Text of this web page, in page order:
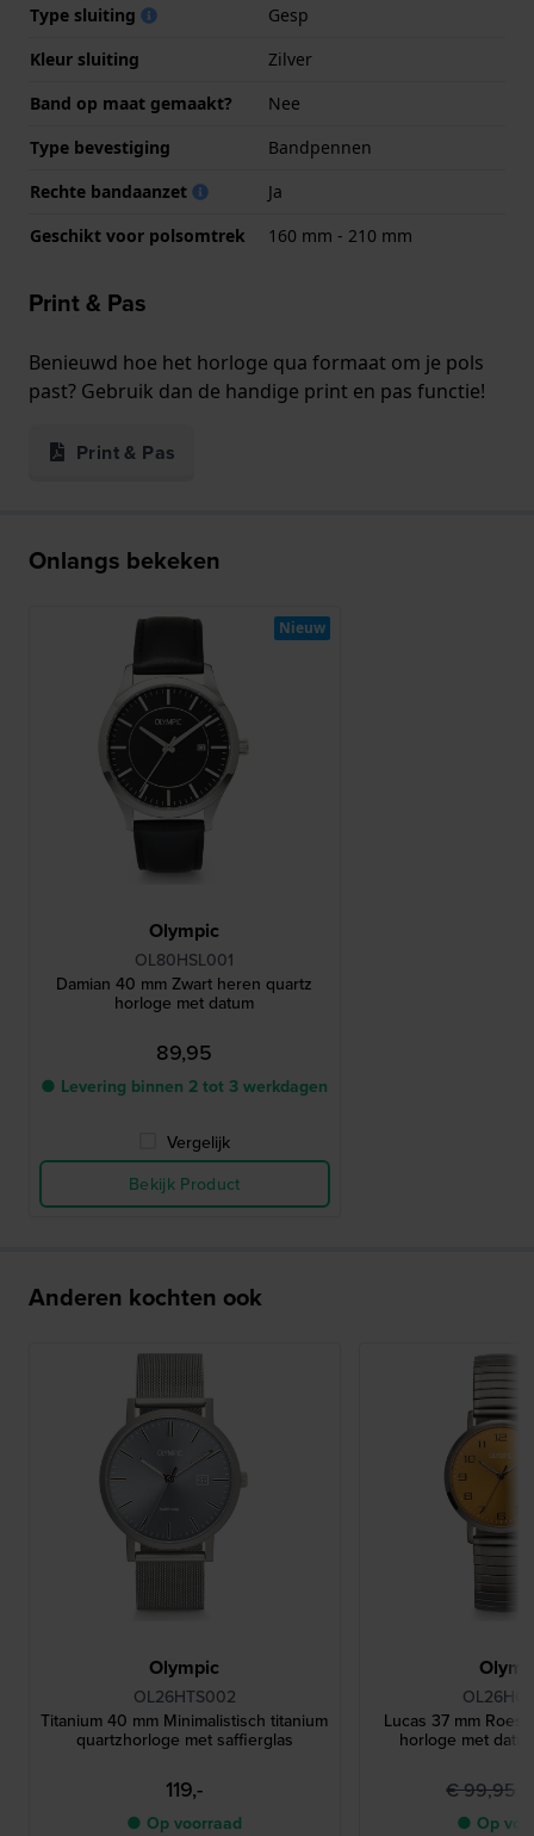
Type sluiting
Gesp
Kleur sluiting
Zilver
Band op maat gemaakt?
Nee
Type bevestiging
Bandpennen
Rechte bandaanzet
Ja
Geschikt voor polsomtrek
160 mm - 210 mm
Print & Pas
Benieuwd hoe het horloge qua formaat om je pols
past? Gebruik dan de handige print en pas functie!
Print & Pas
Onlangs bekeken
Olympic
OL80HSL001
Damian 40 mm Zwart heren quartz
horloge met datum
89,95
● Levering binnen 2 tot 3 werkdagen
Vergelijk
Bekijk Product
Nieuw
Anderen kochten ook
Olympic
OL26HTS002
Titanium 40 mm Minimalistisch titanium
quartzhorloge met saffierglas
119,-
● Op voorraad
Lucas 37 mm
horloge met
€ 99,95
● Op